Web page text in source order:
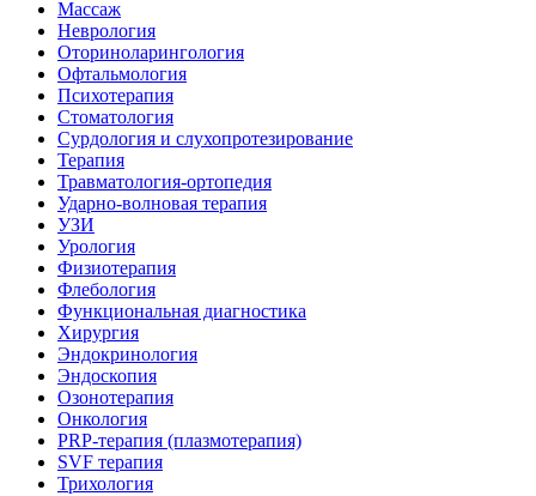
Массаж
Неврология
Оториноларингология
Офтальмология
Психотерапия
Стоматология
Сурдология и слухопротезирование
Терапия
Травматология-ортопедия
Ударно-волновая терапия
УЗИ
Урология
Физиотерапия
Флебология
Функциональная диагностика
Хирургия
Эндокринология
Эндоскопия
Озонотерапия
Онкология
PRP-терапия (плазмотерапия)
SVF терапия
Трихология